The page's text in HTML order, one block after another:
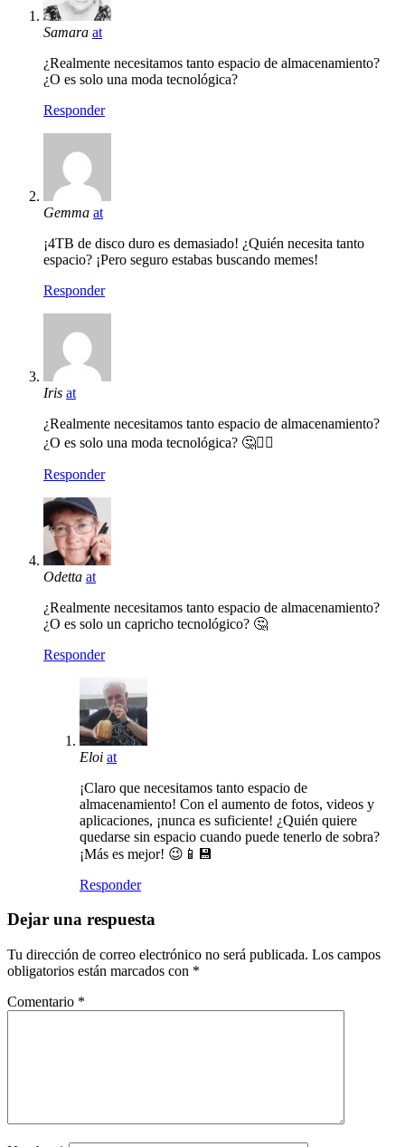
Samara at
¿Realmente necesitamos tanto espacio de almacenamiento?
¿O es solo una moda tecnológica?
Responder
Gemma at
¡4TB de disco duro es demasiado! ¿Quién necesita tanto
espacio? ¡Pero seguro estabas buscando memes!
Responder
Iris at
¿Realmente necesitamos tanto espacio de almacenamiento?
¿O es solo una moda tecnológica? 🤔🤷‍♀️
Responder
Odetta at
¿Realmente necesitamos tanto espacio de almacenamiento?
¿O es solo un capricho tecnológico? 🤔
Responder
Eloi at
¡Claro que necesitamos tanto espacio de
almacenamiento! Con el aumento de fotos, videos y
aplicaciones, ¡nunca es suficiente! ¿Quién quiere
quedarse sin espacio cuando puede tenerlo de sobra?
¡Más es mejor! 😉📱💾
Responder
Dejar una respuesta
Tu dirección de correo electrónico no será publicada. Los campos
obligatorios están marcados con *
Comentario *